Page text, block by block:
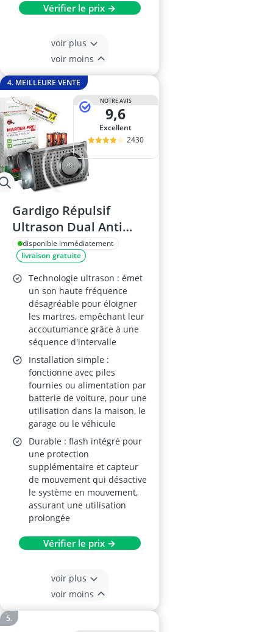
Vérifier le prix →
voir plus
voir moins
4. MEILLEURE VENTE
NOTRE AVIS
9,6
Excellent
2430
Gardigo Répulsif
Ultrason Dual Anti
Martre
disponible immédiatement
livraison gratuite
Technologie ultrason : émet
un son haute fréquence
désagréable pour éloigner
les martres, empêchant leur
accoutumance grâce à une
séquence d'intervalle
Installation simple :
fonctionne avec piles
fournies ou alimentation par
batterie de voiture, pour une
utilisation dans la maison, le
garage ou le véhicule
Durable : flash intégré pour
une protection
supplémentaire et capteur
de mouvement qui désactive
le système en mouvement,
assurant une utilisation
prolongée
Vérifier le prix →
voir plus
voir moins